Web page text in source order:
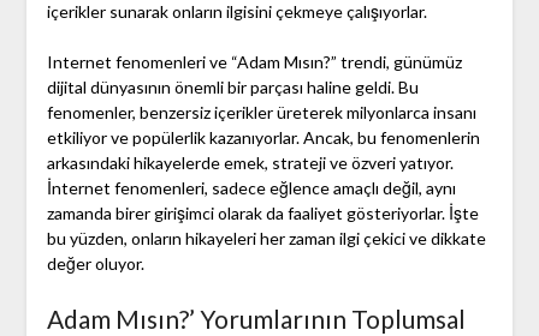
içerikler sunarak onların ilgisini çekmeye çalışıyorlar.
Internet fenomenleri ve “Adam Mısın?” trendi, günümüz
dijital dünyasının önemli bir parçası haline geldi. Bu
fenomenler, benzersiz içerikler üreterek milyonlarca insanı
etkiliyor ve popülerlik kazanıyorlar. Ancak, bu fenomenlerin
arkasındaki hikayelerde emek, strateji ve özveri yatıyor.
İnternet fenomenleri, sadece eğlence amaçlı değil, aynı
zamanda birer girişimci olarak da faaliyet gösteriyorlar. İşte
bu yüzden, onların hikayeleri her zaman ilgi çekici ve dikkate
değer oluyor.
Adam Mısın?’ Yorumlarının Toplumsal